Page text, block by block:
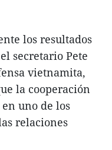
los resultados
secretario Pete
vietnamita,
la cooperación
uno de los
relaciones